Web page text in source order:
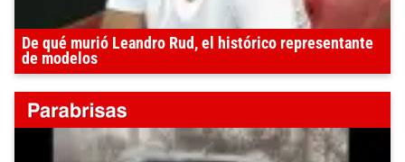
De qué murió Leandro Rud, el histórico representante
de modelos